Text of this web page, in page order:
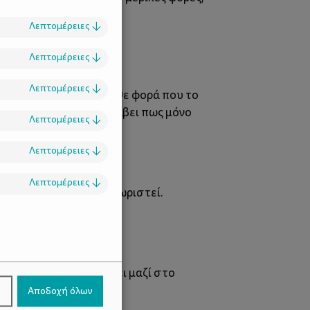
καλά!
. Πες του, λοιπόν, - κάθε φορά που το
και δώσε του να καταλάβει πως μόνο
του.
πρέπει να σε αποχωριστεί.
το του να το έχει μαζί στο
Λεπτομέρειες ↓
Λεπτομέρειες ↓
Λεπτομέρειες ↓
Λεπτομέρειες ↓
Λεπτομέρειες ↓
Λεπτομέρειες ↓
Αποδοχή όλων